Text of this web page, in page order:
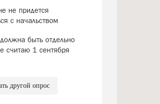
не придется
с начальством
быть отдельно
считаю 1 сентября
другой опрос